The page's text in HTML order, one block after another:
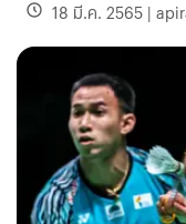
18 มี.ค. 2565 |